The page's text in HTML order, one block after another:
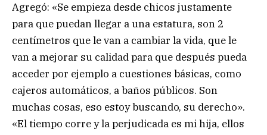
Agregó: «Se empieza desde chicos justamente
para que puedan llegar a una estatura, son 2
centímetros que le van a cambiar la vida, que le
van a mejorar su calidad para que después pueda
acceder por ejemplo a cuestiones básicas, como
cajeros automáticos, a baños públicos. Son
muchas cosas, eso estoy buscando, su derecho».
«El tiempo corre y la perjudicada es mi hija, ellos